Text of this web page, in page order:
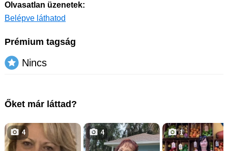
Olvasatlan üzenetek:
Belépve láthatod
Prémium tagság
Nincs
Őket már láttad?
4 4 1